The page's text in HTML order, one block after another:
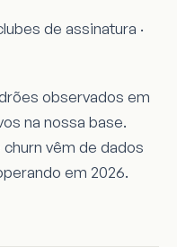
de assinatura ·
observados em
na nossa base.
vêm de dados
em 2026.